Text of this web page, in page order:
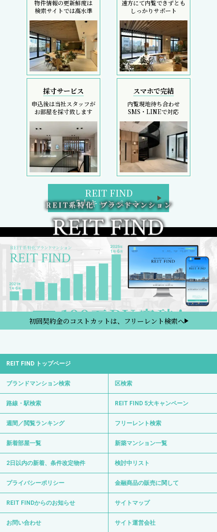
物件情報の更新鮮度は
検索サイトでは高水準
遠方にて内覧できずとも
しっかりサポート
採寸サービス
申込後は当社スタッフが
お部屋を採寸致します
スマホで完結
内覧現地待ち合わせ
SMS・LINEで対応
REIT FIND
5大キャンペーン
初回契約金のコストカットは、フリーレント検索へ
REIT FIND トップページ
ブランドマンション検索 区検索
路線・駅検索 REIT FIND 5大キャンペーン
週間／閲覧ランキング フリーレント検索
新着部屋一覧 新築マンション一覧
2日以内の新着、条件改定物件 検討中リスト
プライバシーポリシー 金融商品の販売に関して
REIT FINDからのお知らせ サイトマップ
お問い合わせ サイト運営会社